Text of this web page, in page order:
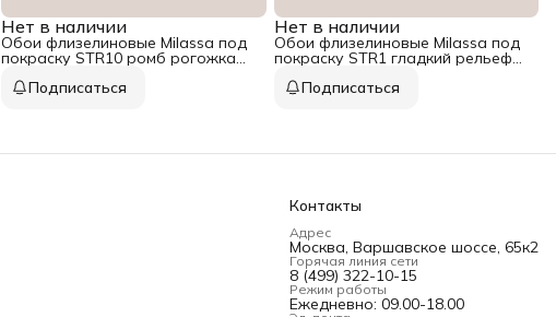
Нет в наличии
Обои флизелиновые Milassa под
покраску STR10 ромб рогожка
Подписаться
Нет в наличии
Обои флизелиновые Milassa под
покраску STR1 гладкий рельеф
Подписаться
Контакты
Адрес
Москва, Варшавское шоссе, 65к2
Горячая линия сети
8 (499) 322-10-15
Режим работы
Ежедневно: 09.00-18.00